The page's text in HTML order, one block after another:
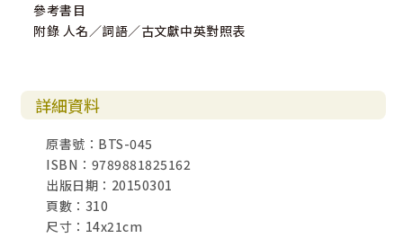
參考書目
附錄 人名／詞語／古文獻中英對照表
詳細資料
原書號：BTS-045
ISBN：9789881825162
出版日期：20150301
頁數：310
尺寸：14x21cm